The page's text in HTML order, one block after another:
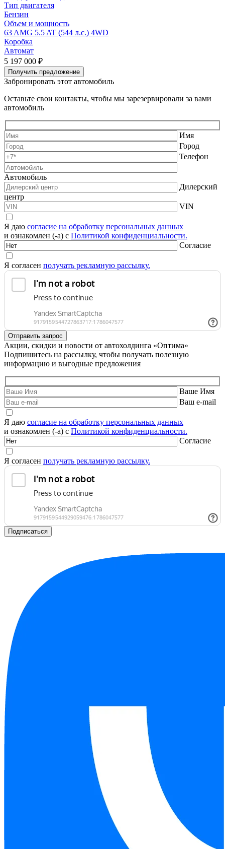
Тип двигателя
Бензин
Объем и мощность
63 AMG 5.5 AT (544 л.с.) 4WD
Коробка
Автомат
5 197 000 ₽
Получить предложение
Забронировать этот автомобиль
Оставьте свои контакты, чтобы мы зарезервировали за вами
автомобиль
Имя
Город
Телефон
Автомобиль
Дилерский
центр
VIN
Я даю согласие на обработку персональных данных
и ознакомлен (-а) с Политикой конфиденциальности.
Согласие
Я согласен получать рекламную рассылку.
Акции, скидки и новости от автохолдинга «Оптима»
Подпишитесь на рассылку, чтобы получать полезную
информацию и выгодные предложения
Ваше Имя
Ваш e-mail
Я даю согласие на обработку персональных данных
и ознакомлен (-а) с Политикой конфиденциальности.
Согласие
Я согласен получать рекламную рассылку.